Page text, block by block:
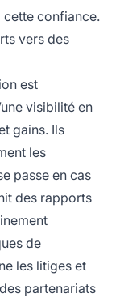
cette confiance.
vers des
est
visibilité en
gains. Ils
les
passe en cas
des rapports
de
les litiges et
partenariats